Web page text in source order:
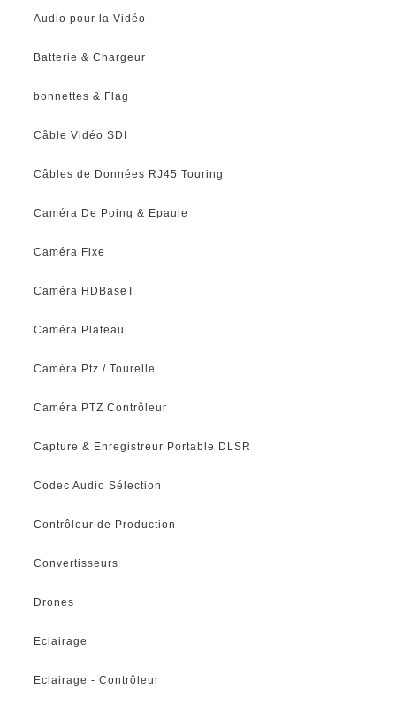
Audio pour la Vidéo
Batterie & Chargeur
bonnettes & Flag
Câble Vidéo SDI
Câbles de Données RJ45 Touring
Caméra De Poing & Epaule
Caméra Fixe
Caméra HDBaseT
Caméra Plateau
Caméra Ptz / Tourelle
Caméra PTZ Contrôleur
Capture & Enregistreur Portable DLSR
Codec Audio Sélection
Contrôleur de Production
Convertisseurs
Drones
Eclairage
Eclairage - Contrôleur